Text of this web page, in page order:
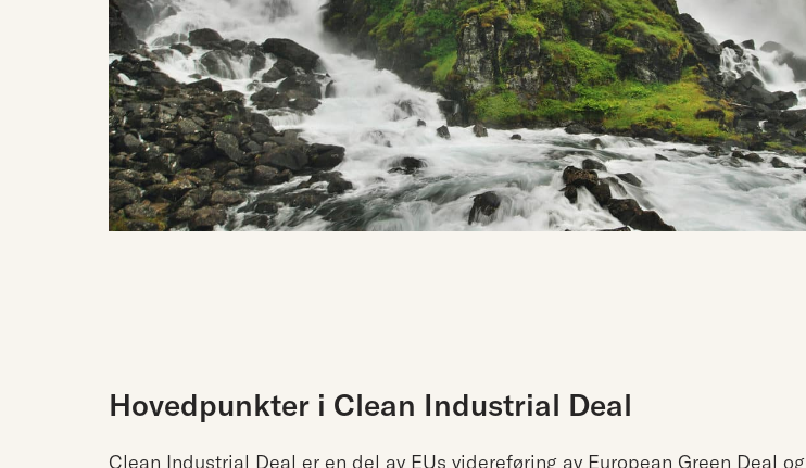
Hovedpunkter i Clean Industrial Deal
Clean Industrial Deal er en del av EUs videreføring av European Green Deal og